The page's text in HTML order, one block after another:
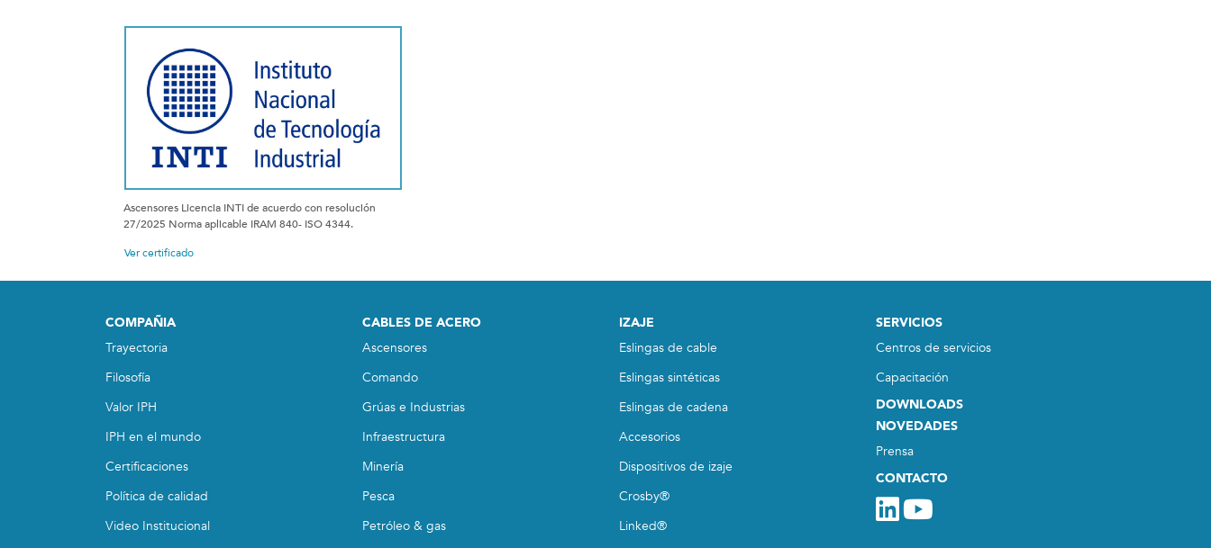
Ascensores Licencia INTI de acuerdo con resolución
27/2025 Norma aplicable IRAM 840- ISO 4344.
Ver certificado
COMPAÑIA
Trayectoria
Filosofía
Valor IPH
IPH en el mundo
Certificaciones
Política de calidad
Video Institucional
CABLES DE ACERO
Ascensores
Comando
Grúas e Industrias
Infraestructura
Minería
Pesca
Petróleo & gas
IZAJE
Eslingas de cable
Eslingas sintéticas
Eslingas de cadena
Accesorios
Dispositivos de izaje
Crosby®
Linked®
SERVICIOS
Centros de servicios
Capacitación
DOWNLOADS
NOVEDADES
Prensa
CONTACTO